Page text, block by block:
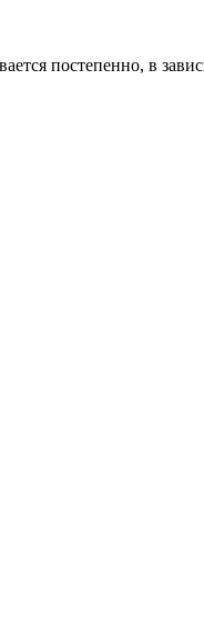
постепенно, в